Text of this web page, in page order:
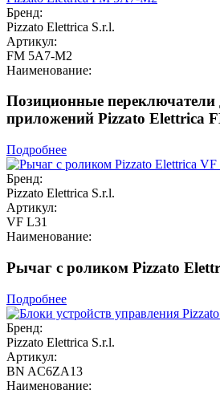
Бренд:
Pizzato Elettrica S.r.l.
Артикул:
FM 5A7-M2
Наименование:
Позиционные переключатели
приложений Pizzato Elettrica
Подробнее
Бренд:
Pizzato Elettrica S.r.l.
Артикул:
VF L31
Наименование:
Рычаг с роликом Pizzato
Подробнее
Бренд:
Pizzato Elettrica S.r.l.
Артикул:
BN AC6ZA13
Наименование: